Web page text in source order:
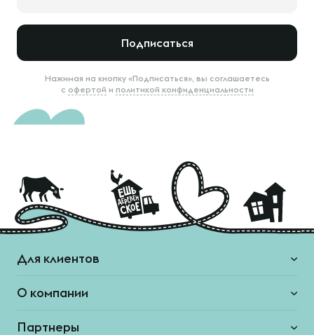
Подписаться
Нажимая на кнопку «Подписаться», вы соглашаетесь
с офертой и политикой конфиденциальности
Для клиентов
О компании
Партнеры